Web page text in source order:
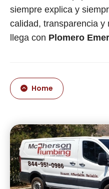
siempre explica y
calidad, transparencia y
llega con Plomero
Home